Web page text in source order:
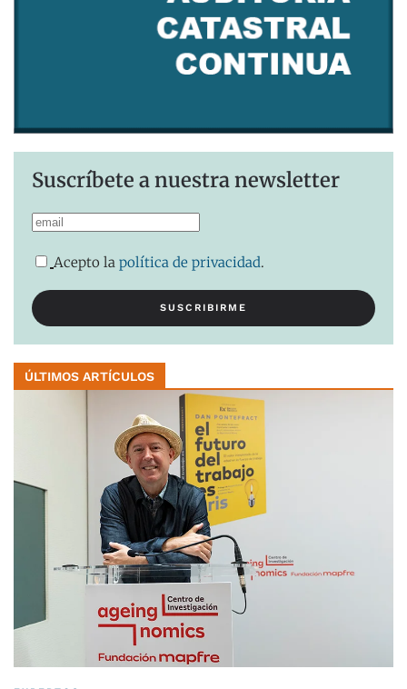
Suscríbete a nuestra newsletter
Acepto la política de privacidad.
ÚLTIMOS ARTÍCULOS